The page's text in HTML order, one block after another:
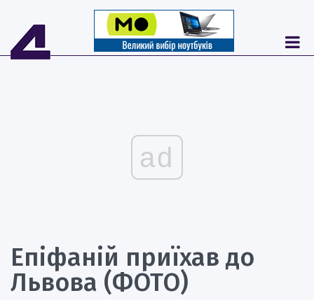
ad
Епіфаній приїхав до
Львова (ФОТО)